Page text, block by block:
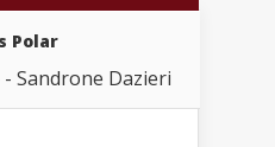
Polar
Sandrone Dazieri